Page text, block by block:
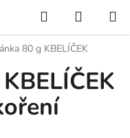
Hledat
KOŠÍK
80 g KBELÍČEK